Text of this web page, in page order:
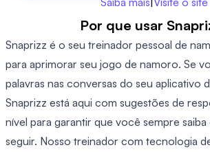
Por que usar
Snaprizz é o seu treinador pessoal de
para aprimorar seu jogo de namoro. Se
palavras nas conversas do seu aplicativo
Snaprizz está aqui com sugestões de
nível para garantir que você sempre
seguir. Nosso treinador com tecnologia